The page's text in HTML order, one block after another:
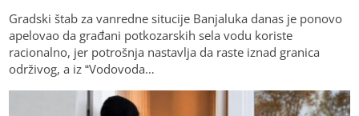
Gradski štab za vanredne situcije Banjaluka danas je ponovo
apelovao da građani potkozarskih sela vodu koriste
racionalno, jer potrošnja nastavlja da raste iznad granica
održivog, a iz “Vodovoda…